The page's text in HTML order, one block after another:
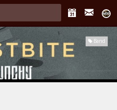
Band